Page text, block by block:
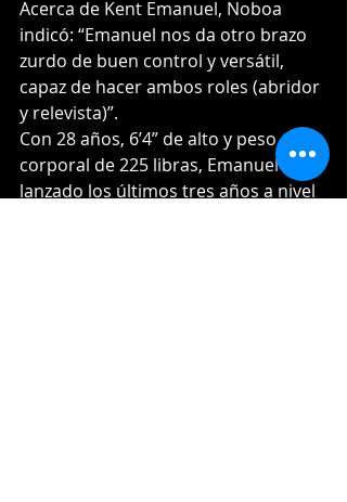
Acerca de Kent Emanuel, Noboa
indicó: “Emanuel nos da otro brazo
zurdo de buen control y versátil,
capaz de hacer ambos roles (abridor
y relevista)”.
Con 28 años, 6’4” de alto y peso
corporal de 225 libras, Emanuel ha
lanzado los últimos tres años a nivel